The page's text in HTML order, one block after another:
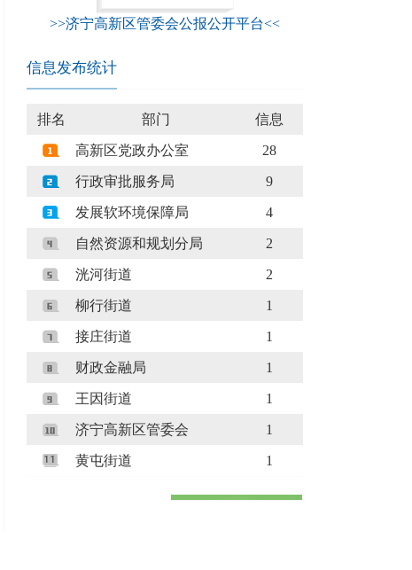
>>济宁高新区管委会公报公开平台<<
信息发布统计
排名 部门 信息
高新区党政办公室 28
行政审批服务局 9
发展软环境保障局 4
自然资源和规划分局 2
洸河街道 2
柳行街道 1
接庄街道 1
财政金融局 1
王因街道 1
济宁高新区管委会 1
黄屯街道 1